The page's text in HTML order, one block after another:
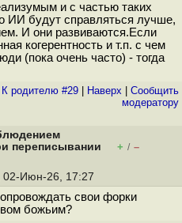
и с частью таких
ИИ будут справляться лучше,
И они развиваются.Если
когерентность и т.п. с чем
(пока очень часто) - тогда
К родителю #29 Наверх
Cообщить
модератору
переписывании
+ / –
02-Июн-26, 17:27
свои форки
божьим?